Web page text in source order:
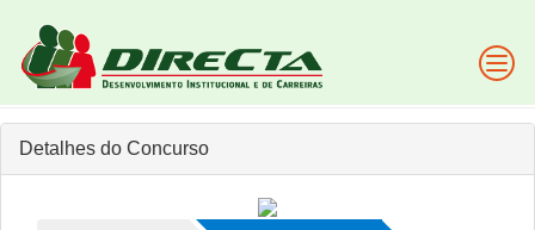
Detalhes do Concurso